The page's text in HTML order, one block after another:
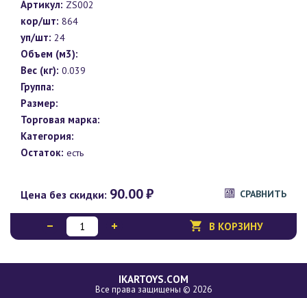
Артикул: ZS002
кор/шт: 864
уп/шт: 24
Объем (м3):
Вес (кг): 0.039
Группа:
Размер:
Торговая марка:
Категория:
Остаток: есть
Цена без скидки: 90.00₽ СРАВНИТЬ
В КОРЗИНУ
IKARTOYS.COM
Все права защищены © 2026